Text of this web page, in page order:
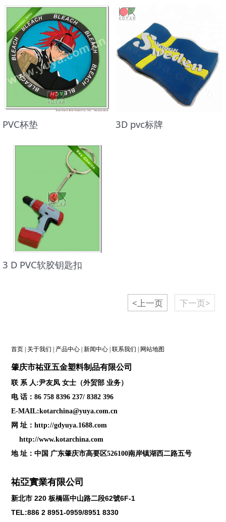
PVC杯垫 3D pvc标牌
3 D PVC软胶钥匙扣
<上一页 下一页>
首页| 关于我们 产品中心| 新闻中心| 联系我们 网站地图
肇庆市祐亚五金塑料制品有限公司
联 系 人:尹友凤 女士（外贸部 业务）
电 话：86 758 8396 237/ 8382 396
E-MAIL:kotarchina@yuya.com.cn
网 址： http://gdyuya.1688.com
http://www.kotarchina.com
地 址：中国 广东肇庆市高要区526100南岸镇湖西二路五号
祐亞實業有限公司
新北市220 板橋區中山路二段62號6F-1
TEL:886 2 8951-0959/8951 8330